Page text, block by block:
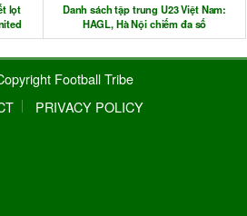
lọt
Danh sách tập trung U23 Việt Nam:
HAGL, Hà Nội chiếm đa số
Football Tribe
PRIVACY POLICY